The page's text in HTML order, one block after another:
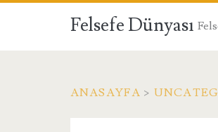
Felsefe Dünyası
ANASAYFA >